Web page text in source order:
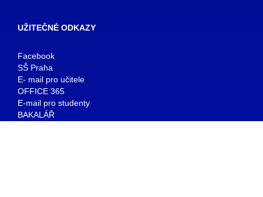
UŽITEČNÉ ODKAZY
Facebook
SŠ Praha
E- mail pro učitele
OFFICE 365
E-mail pro studenty
BAKALÁŘ